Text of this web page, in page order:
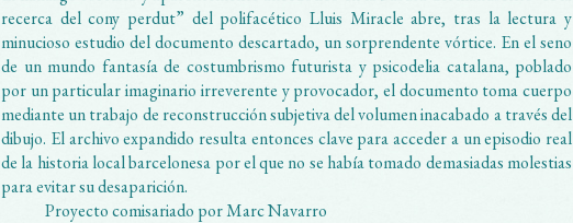
recerca del cony perdut” del polifacético Lluis Miracle abre, tras la lectura y
minucioso estudio del documento descartado, un sorprendente vórtice. En el seno
de un mundo fantasía de costumbrismo futurista y psicodelia catalana, poblado
por un particular imaginario irreverente y provocador, el documento toma cuerpo
mediante un trabajo de reconstrucción subjetiva del volumen inacabado a través del
dibujo. El archivo expandido resulta entonces clave para acceder a un episodio real
de la historia local barcelonesa por el que no se había tomado demasiadas molestias
para evitar su desaparición.
Proyecto comisariado por Marc Navarro